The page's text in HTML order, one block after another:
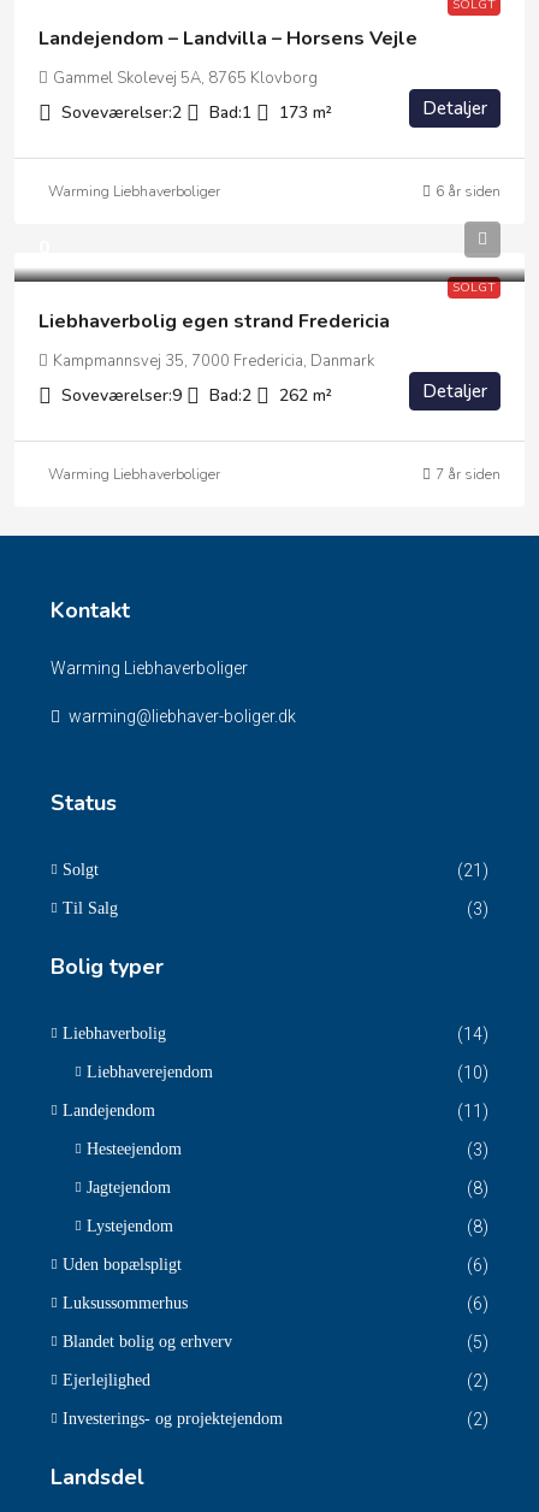
SOLGT
Landejendom – Landvilla – Horsens Vejle
Gammel Skolevej 5A, 8765 Klovborg
Soveværelser:2 Bad:1 173 m² Detaljer
Warming Liebhaverboliger 6 år siden
SOLGT
Liebhaverbolig egen strand Fredericia
Kampmannsvej 35, 7000 Fredericia, Danmark
Soveværelser:9 Bad:2 262 m² Detaljer
Warming Liebhaverboliger 7 år siden
Kontakt
Warming Liebhaverboliger
warming@liebhaver-boliger.dk
Status
Solgt (21)
Til Salg (3)
Bolig typer
Liebhaverbolig (14)
Liebhaverejendom (10)
Landejendom (11)
Hesteejendom (3)
Jagtejendom (8)
Lystejendom (8)
Uden bopælspligt (6)
Luksussommerhus (6)
Blandet bolig og erhverv (5)
Ejerlejlighed (2)
Investerings- og projektejendom (2)
Landsdel